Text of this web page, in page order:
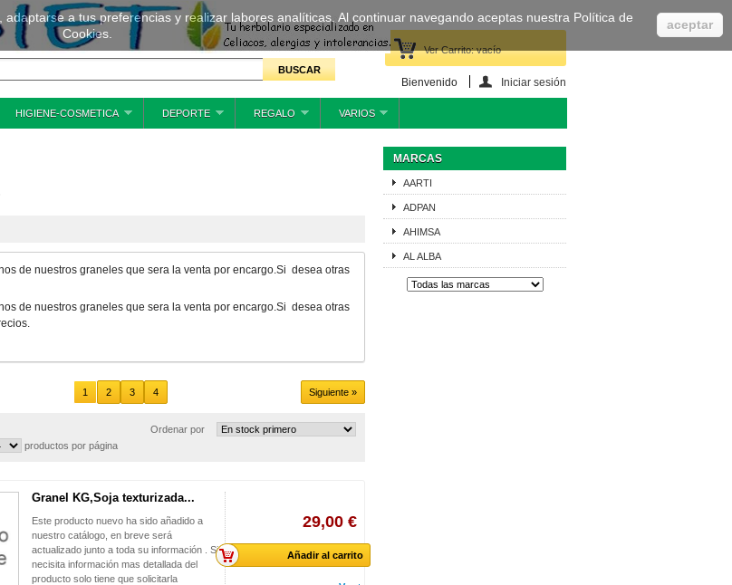
Ver Carrito:vacío
Bienvenido Iniciar sesión
HIGIENE-COSMETICA DEPORTE REGALO VARIOS
de nuestros graneles que sera la venta por encargo.Si desea otras
de nuestros graneles que sera la venta por encargo.Si desea otras
1 2 3 4 Siguiente »
Ordenar por
productos por página
Granel KG,Soja texturizada...
Este producto nuevo ha sido añadido a
nuestro catálogo, en breve será
actualizado junto a toda su información . Si
necisita información mas detallada del
producto solo tiene que solicitarla
29,00 €
Añadir al carrito
MARCAS
AARTI
ADPAN
AHIMSA
AL ALBA
a tus preferencias y realizar labores analíticas. Al continuar navegando aceptas nuestra Política de
Cookies.
aceptar